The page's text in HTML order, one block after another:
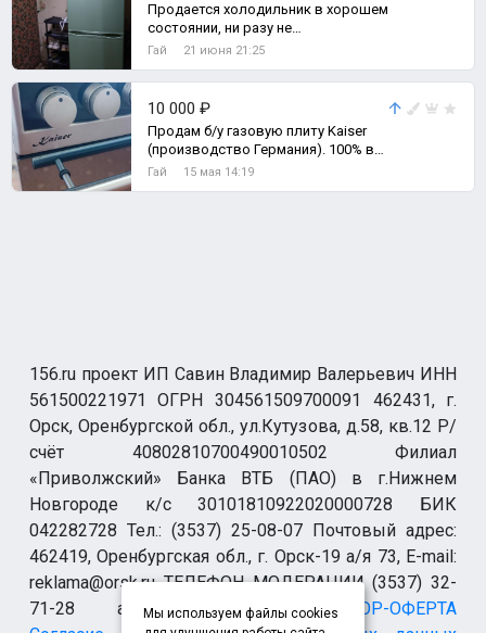
Продается холодильник в хорошем
состоянии, ни разу не
ремонтировался Вместительный
Гай 21 июня 21:25
10 000 ₽
Продам б/у газовую плиту Kaiser
(производство Германия). 100% в
рабочем состоянии.
Гай 15 мая 14:19
156.ru проект ИП Савин Владимир Валерьевич ИНН
561500221971 ОГРН 304561509700091 462431, г.
Орск, Оренбургской обл., ул.Кутузова, д.58, кв.12 Р/
счёт 40802810700490010502 Филиал
«Приволжский» Банка ВТБ (ПАО) в г.Нижнем
Новгороде к/с 30101810922020000728 БИК
042282728 Тел.: (3537) 25-08-07 Почтовый адрес:
462419, Оренбургская обл., г. Орск-19 а/я 73, E-mail:
reklama@orsk.ru ТЕЛЕФОН МОДЕРАЦИИ (3537) 32-
71-28 allsupport@orsk.ruДОГОВОР-ОФЕРТА
Мы используем файлы cookies